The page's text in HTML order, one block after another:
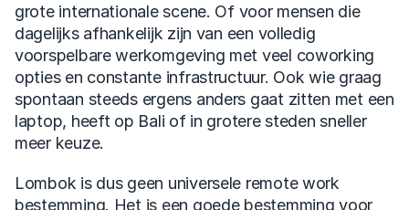
grote internationale scene. Of voor mensen die
dagelijks afhankelijk zijn van een volledig
voorspelbare werkomgeving met veel coworking
opties en constante infrastructuur. Ook wie graag
spontaan steeds ergens anders gaat zitten met een
laptop, heeft op Bali of in grotere steden sneller
meer keuze.
Lombok is dus geen universele remote work
bestemming. Het is een goede bestemming voor